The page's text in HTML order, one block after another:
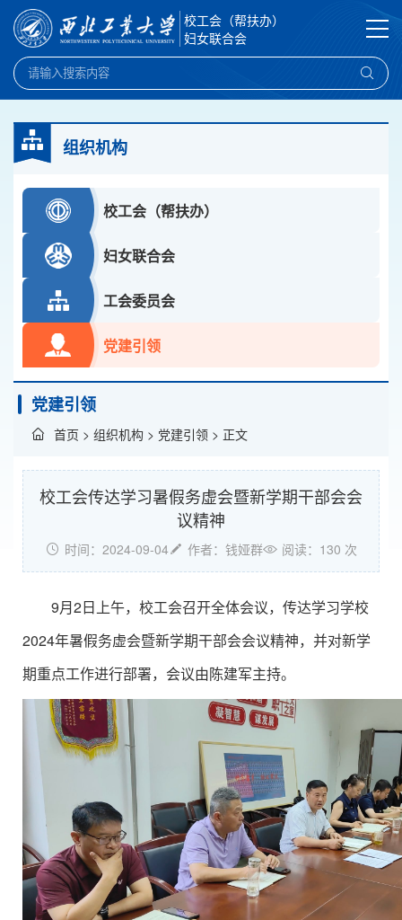
校工会（帮扶办）
妇女联合会
组织机构
校工会（帮扶办）
妇女联合会
工会委员会
党建引领
党建引领
首页 > 组织机构 > 党建引领 > 正文
校工会传达学习暑假务虚会暨新学期干部会会
议精神
时间：2024-09-04 作者：钱娅群 阅读： 130 次
9月2日上午，校工会召开全体会议，传达学习学校
2024年暑假务虚会暨新学期干部会会议精神，并对新学
期重点工作进行部署，会议由陈建军主持。